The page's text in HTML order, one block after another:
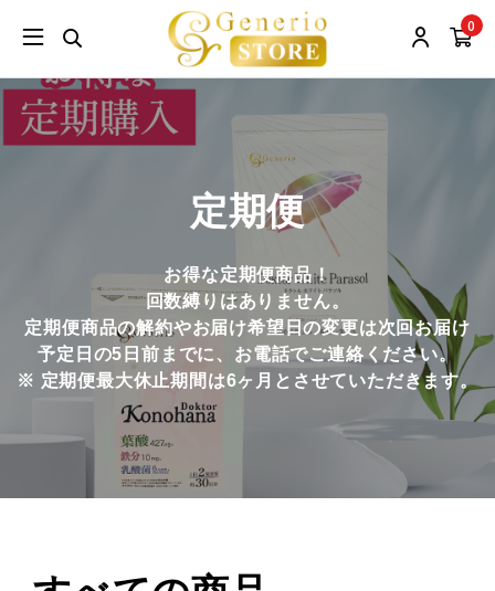
0
定期便
お得な定期便商品！
回数縛りはありません。
定期便商品の解約やお届け希望日の変更は次回お届け
予定日の5日前までに、お電話でご連絡ください。
※ 定期便最大休止期間は6ヶ月とさせていただきます。